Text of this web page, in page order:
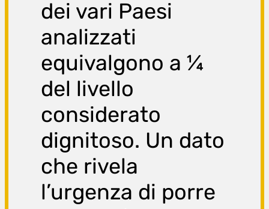
dei vari Paesi
analizzati
equivalgono a ¼
del livello
considerato
dignitoso. Un dato
che rivela
l’urgenza di porre